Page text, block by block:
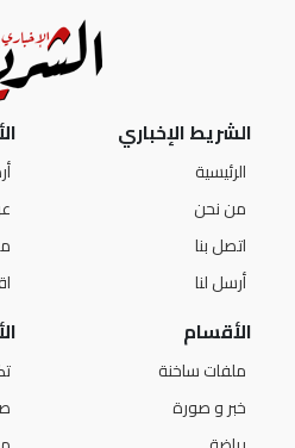
الشريط الإخباري
الرئيسية
من نحن
اتصل بنا
أرسل لنا
الأقسام
ملفات ساخنة
خبر و صورة